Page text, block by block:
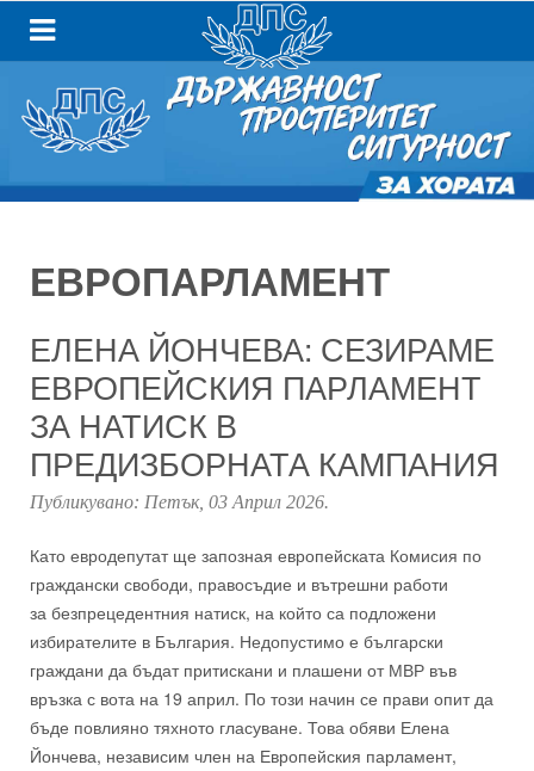
ЕВРОПАРЛАМЕНТ
ЕЛЕНА ЙОНЧЕВА: СЕЗИРАМЕ
ЕВРОПЕЙСКИЯ ПАРЛАМЕНТ
ЗА НАТИСК В
ПРЕДИЗБОРНАТА КАМПАНИЯ
Публикувано: Петък, 03 Април 2026.
Като евродепутатще запозная европейската Комисия по
граждански свободи, правосъдие и вътрешни работи
за безпрецедентния натиск, на който са подложени
избирателите в България. Недопустимо е български
граждани да бъдат притискани и плашени от МВР във
връзка с вота на 19 април. По този начин се прави опит да
бъде повлияно тяхното гласуване. Това обяви Елена
Йончева, независим член на Европейския парламент,